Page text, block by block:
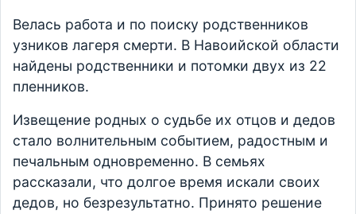
Велась работа и по поиску родственников
узников лагеря смерти. В Навоийской области
найдены родственники и потомки двух из 22
пленников.
Извещение родных о судьбе их отцов и дедов
стало волнительным событием, радостным и
печальным одновременно. В семьях
рассказали, что долгое время искали своих
дедов, но безрезультатно. Принято решение